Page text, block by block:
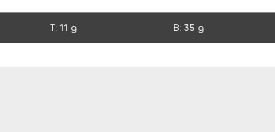
T: 11 g B: 35 g